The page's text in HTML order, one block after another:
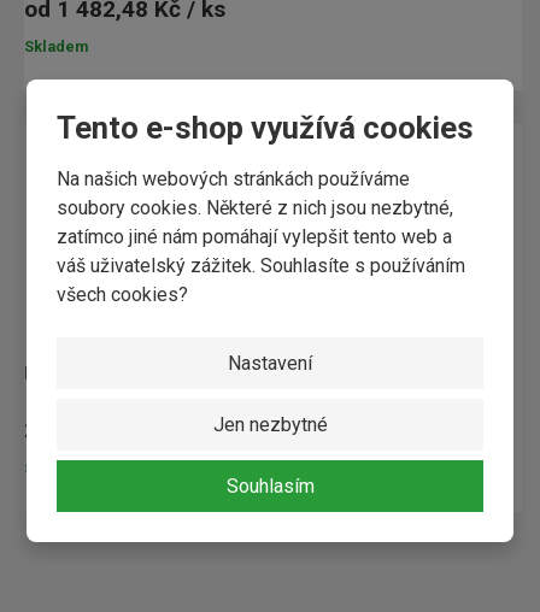
Tento e-shop využívá cookies
Na našich webových stránkách používáme
soubory cookies. Některé z nich jsou nezbytné,
zatímco jiné nám pomáhají vylepšit tento web a
váš uživatelský zážitek. Souhlasíte s používáním
všech cookies?
Nastavení
Jen nezbytné
Souhlasím
od 1 482,48 Kč / ks
Skladem
2 700,12 Kč / ks
Skladem